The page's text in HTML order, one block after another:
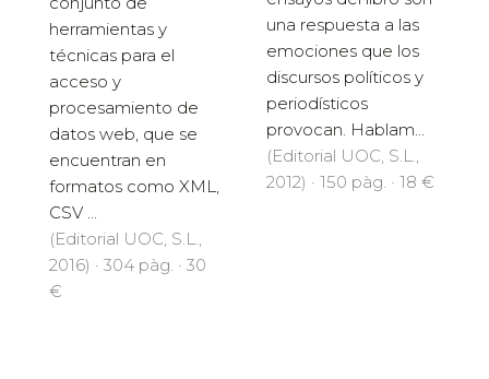
herramientas y
técnicas para el
acceso y
procesamiento de
datos web, que se
encuentran en
formatos como XML,
CSV ...
(Editorial UOC, S.L.,
2016) · 304 pàg. · 30
€
una respuesta a las
emociones que los
discursos políticos y
periodísticos
provocan. Hablam...
(Editorial UOC, S.L.,
2012) · 150 pàg. · 18 €